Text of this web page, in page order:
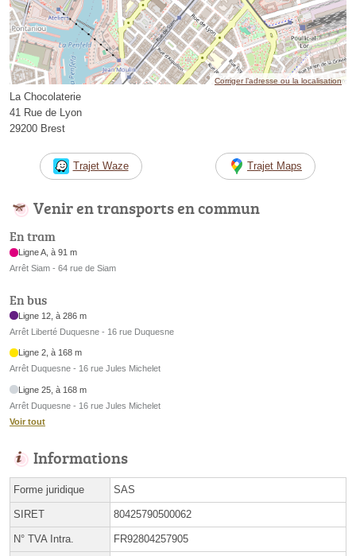
Corriger l’adresse ou la localisation
La Chocolaterie
41 Rue de Lyon
29200 Brest
Trajet Waze Trajet Maps
Venir en transports en commun
En tram
Ligne A, à 91 m
Arrêt Siam - 64 rue de Siam
En bus
Ligne 12, à 286 m
Arrêt Liberté Duquesne - 16 rue Duquesne
Ligne 2, à 168 m
Arrêt Duquesne - 16 rue Jules Michelet
Ligne 25, à 168 m
Arrêt Duquesne - 16 rue Jules Michelet
Voir tout
Informations
Forme juridique SAS
SIRET 80425790500062
N° TVA Intra. FR92804257905